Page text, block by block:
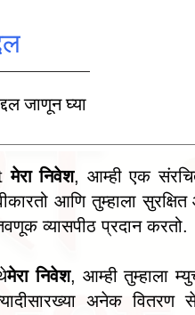
जाणून घ्या
मेरा निवेश, आम्ही एक
आणि तुम्हाला
व्यासपीठ प्रदान करतो.
मेरा निवेश, आम्ही तुम्हाला
अनेक